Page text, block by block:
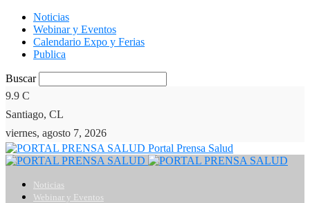
Noticias
Webinar y Eventos
Calendario Expo y Ferias
Publica
Buscar
9.9 C
Santiago, CL
viernes, agosto 7, 2026
Portal Prensa Salud
Noticias
Webinar y Eventos